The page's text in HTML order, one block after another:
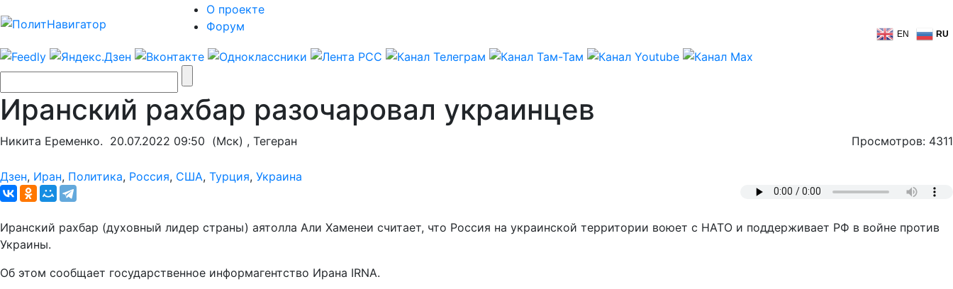
О проекте
Форум
EN RU
Иранский рахбар разочаровал украинцев
Никита Еременко. 20.07.2022 09:50 (Мск) , Тегеран Просмотров: 4311
Дзен, Иран, Политика, Россия, США, Турция, Украина
Иранский рахбар (духовный лидер страны) аятолла Али Хаменеи считает, что Россия на украинской территории воюет с НАТО и поддерживает РФ в войне против
Украины.
Об этом сообщает государственное информагентство Ирана IRNA.